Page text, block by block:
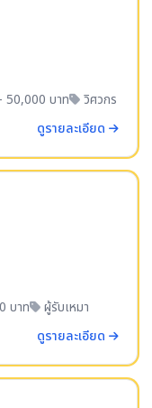
50,000 บาท วิศวกร
ดูรายละเอียด
บาท ผู้รับเหมา
ดูรายละเอียด